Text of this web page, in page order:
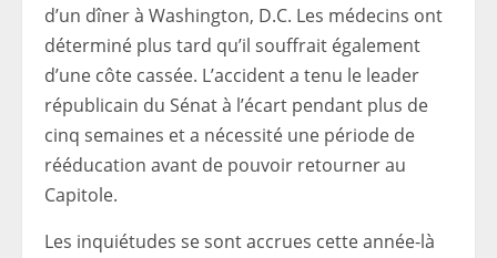
d’un dîner à Washington, D.C. Les médecins ont
déterminé plus tard qu’il souffrait également
d’une côte cassée. L’accident a tenu le leader
républicain du Sénat à l’écart pendant plus de
cinq semaines et a nécessité une période de
rééducation avant de pouvoir retourner au
Capitole.
Les inquiétudes se sont accrues cette année-là